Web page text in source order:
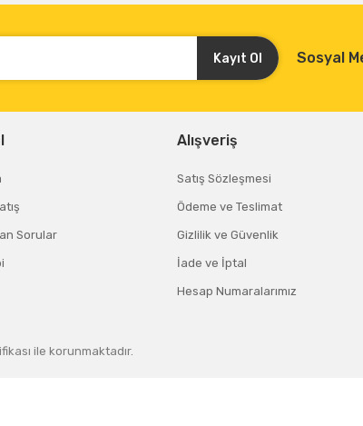
Kayıt Ol Sosyal
Sorular
Alışveriş
Satış Sözleşmesi
Ödeme ve Teslimat
Gizlilik ve Güvenlik
İade ve İptal
Hesap Numaralarımız
ile korunmaktadır.